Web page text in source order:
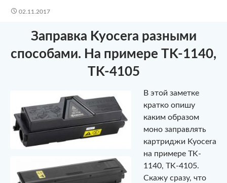
02.11.2017
Заправка Kyocera разными
способами. На примере TK-1140,
TK-4105
В этой заметке
кратко опишу
каким образом
моно заправлять
картриджи Kyocera
на примере TK-
1140, TK-4105.
Скажу сразу, что